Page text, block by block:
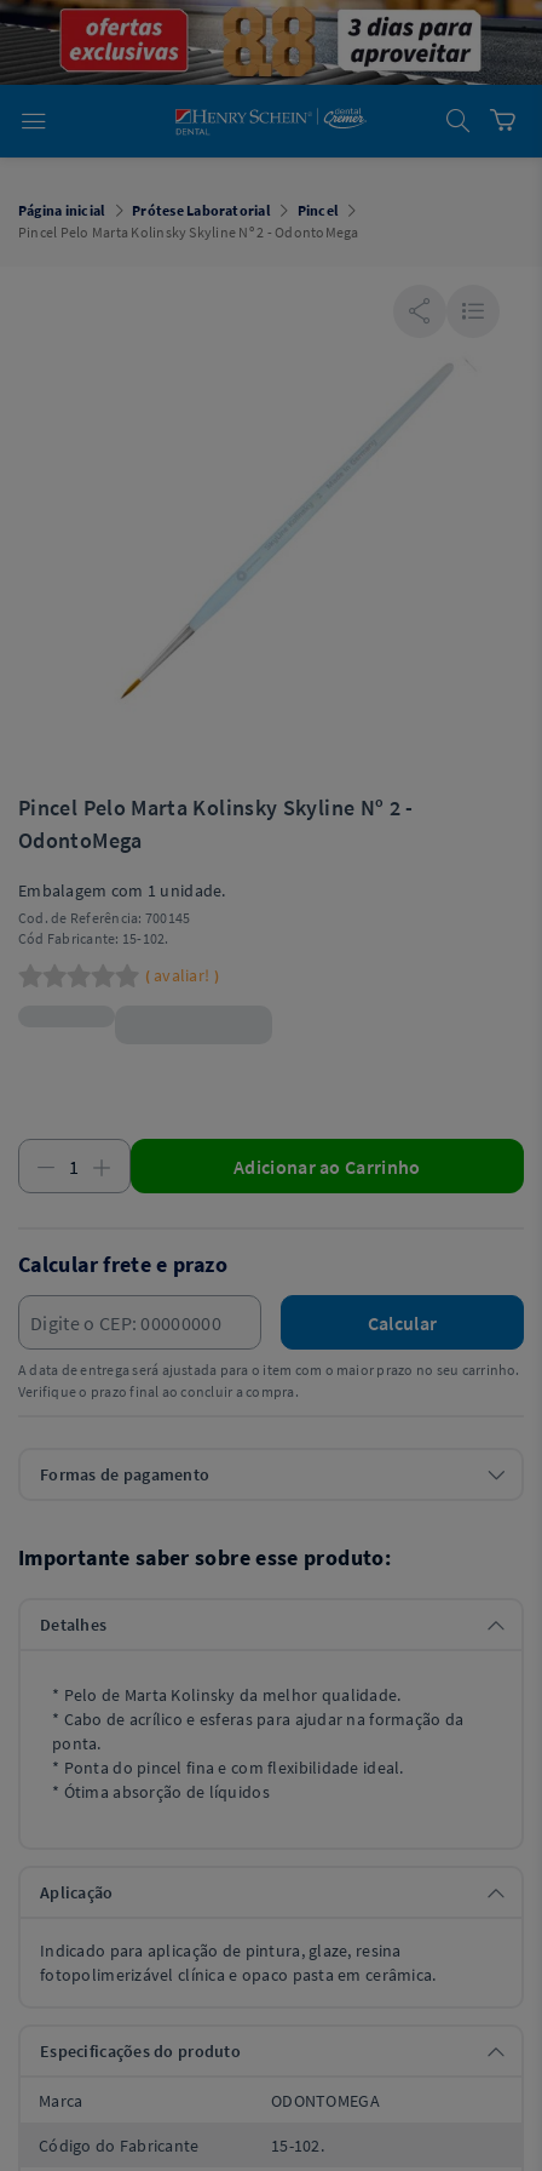
emDental
Cremer -
Henry Schein
Laboratório
Laboratório
Cremer -
Henry Schein
Página inicial Prótese Laboratorial
Pincel
Pincel Pelo Marta Kolinsky Skyline Nº 2 - OdontoMega
Pincel Pelo Marta Kolinsky Skyline Nº 2 -
OdontoMega
Embalagem com 1 unidade.
Cod. de Referência: 700145
Cód Fabricante: 15-102.
( avaliar! )
Adicionar ao Carrinho
Calcular frete e prazo
Calcular
A data de entrega será ajustada para o item com o maior prazo no seu carrinho.
Verifique o prazo final ao concluir a compra.
Formas de pagamento
Importante saber sobre esse produto:
Detalhes
* Pelo de Marta Kolinsky da melhor qualidade.
* Cabo de acrílico e esferas para ajudar na formação da
ponta.
* Ponta do pincel fina e com flexibilidade ideal.
* Ótima absorção de líquidos
Aplicação
Indicado para aplicação de pintura, glaze, resina
fotopolimerizável clínica e opaco pasta em cerâmica.
Especificações do produto
Marca ODONTOMEGA
Código do Fabricante 15-102.